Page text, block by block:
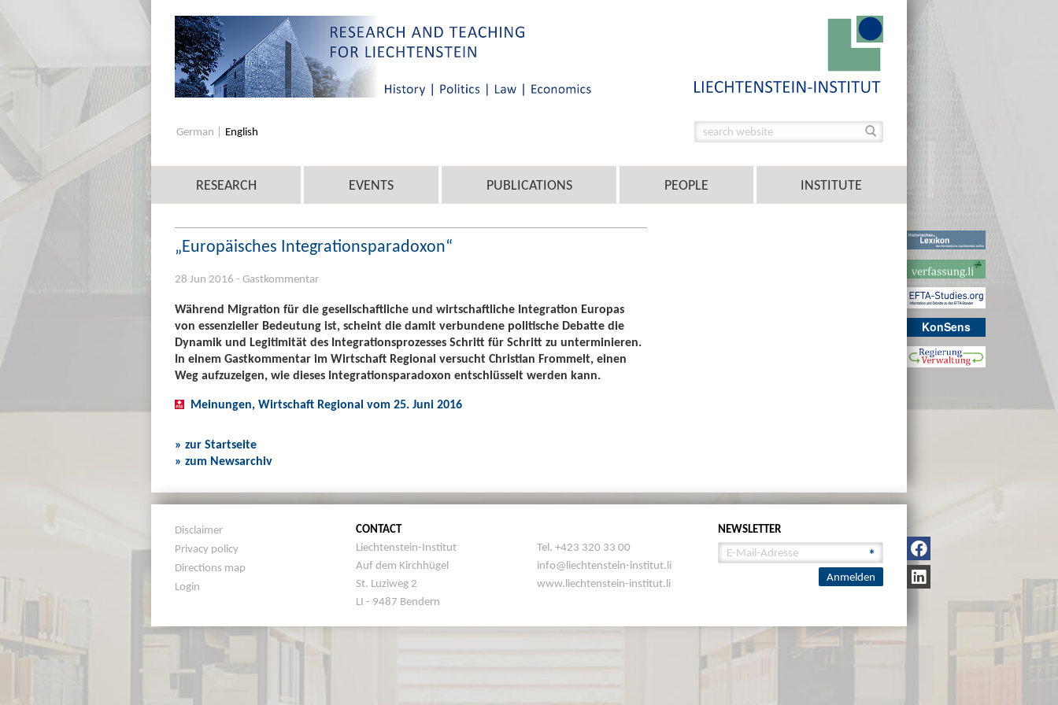
KonSens
German English
RESEARCH EVENTS PUBLICATIONS PEOPLE INSTITUTE
„Europäisches Integrationsparadoxon“
28 Jun 2016 - Gastkommentar
Während Migration für die gesellschaftliche und wirtschaftliche Integration Europas
von essenzieller Bedeutung ist, scheint die damit verbundene politische Debatte die
Dynamik und Legitimität des Integrationsprozesses Schritt für Schritt zu unterminieren.
In einem Gastkommentar im Wirtschaft Regional versucht Christian Frommelt, einen
Weg aufzuzeigen, wie dieses Integrationsparadoxon entschlüsselt werden kann.
Meinungen, Wirtschaft Regional vom 25. Juni 2016
» zur Startseite
» zum Newsarchiv
Disclaimer
Privacy policy
Directions map
Login
CONTACT
Liechtenstein-Institut
Auf dem Kirchhügel
St. Luziweg 2
LI - 9487 Bendern
Tel. +423 320 33 00
info@liechtenstein-institut.li
www.liechtenstein-institut.li
NEWSLETTER